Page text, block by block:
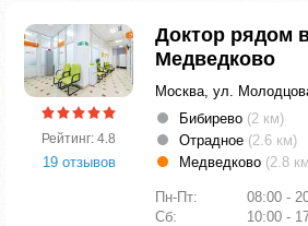
Рейтинг: 4.8
19 отзывов
Доктор рядом
Медведково
Москва, ул.
Бибирево (2 км)
Отрадное (2.6 км)
Медведково (2.8
Пн-Пт:
08:00 -
Сб:
10:00 -